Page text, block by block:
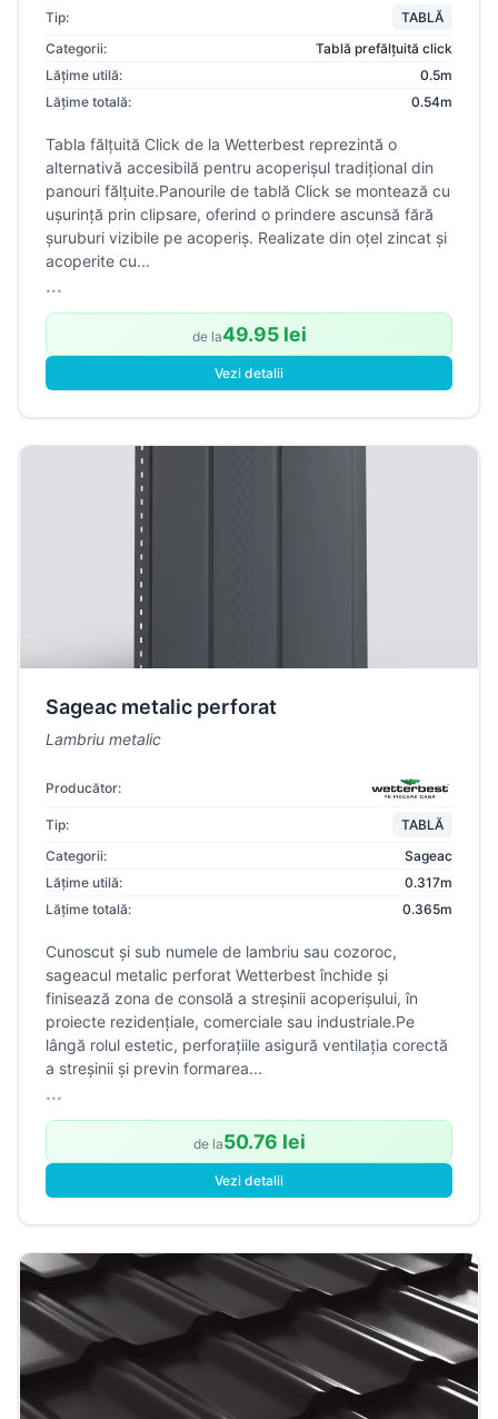
Tip:
TABLĂ
Categorii:
Tablă prefălțuită click
Lățime utilă:
0.5m
Lățime totală:
0.54m
Tabla fălțuită Click de la Wetterbest reprezintă o
alternativă accesibilă pentru acoperișul tradițional din
panouri fălțuite.Panourile de tablă Click se montează cu
ușurință prin clipsare, oferind o prindere ascunsă fără
șuruburi vizibile pe acoperiș. Realizate din oțel zincat și
acoperite cu...
...
de la49.95 lei
Vezi detalii
Sageac metalic perforat
Lambriu metalic
Producător:
Tip:
TABLĂ
Categorii:
Sageac
Lățime utilă:
0.317m
Lățime totală:
0.365m
Cunoscut și sub numele de lambriu sau cozoroc,
sageacul metalic perforat Wetterbest închide și
finisează zona de consolă a streșinii acoperișului, în
proiecte rezidențiale, comerciale sau industriale.Pe
lângă rolul estetic, perforațiile asigură ventilația corectă
a streșinii și previn formarea...
...
de la50.76 lei
Vezi detalii